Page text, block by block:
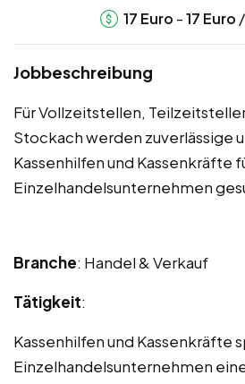
17 Euro -17 Euro
Jobbeschreibung
Für Vollzeitstellen,
Stockach werden zuverlässige
Kassenhilfen und Kassenkräfte
Einzelhandelsunternehmen
Branche: Handel & Verkauf
Tätigkeit:
Kassenhilfen und Kassenkräfte
Einzelhandelsunternehmen